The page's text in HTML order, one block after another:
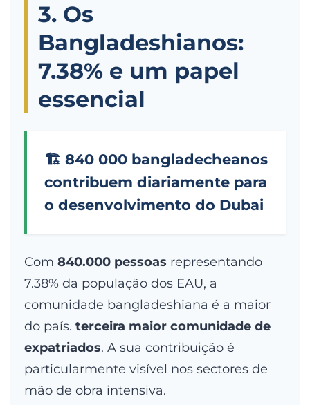
3. Os
Bangladeshianos:
7.38% e um papel
essencial
🏗️ 840 000 bangladecheanos
contribuem diariamente para
o desenvolvimento do Dubai
Com 840.000 pessoas representando
7.38% da população dos EAU, a
comunidade bangladeshiana é a maior
do país. terceira maior comunidade de
expatriados. A sua contribuição é
particularmente visível nos sectores de
mão de obra intensiva.